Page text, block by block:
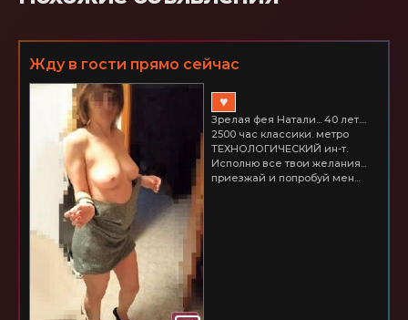
Жду в гости прямо сейчас
♥
Зрелая фея Натали... 40 лет....
2500 час классики. метро
ТЕХНОЛОГИЧЕСКИЙ ин-т.
Исполню все твои желания...
приезжай и попробуй мен...